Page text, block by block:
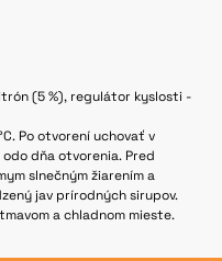
(5 %), regulátor kyslosti -
Po otvorení uchovať v
dňa otvorenia. Pred
slnečným žiarením a
jav prírodných sirupov.
a chladnom mieste.